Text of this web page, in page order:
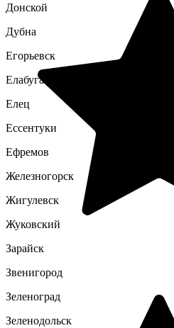
Донской
Дубна
Егорьевск
Елабуга
Елец
Ессентуки
Ефремов
Железногорск
Жигулевск
Жуковский
Зарайск
Звенигород
Зеленоград
Зеленодольск